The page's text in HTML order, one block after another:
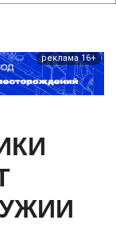
реклама 16+